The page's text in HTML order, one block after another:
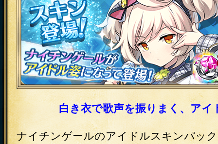
白き衣で歌声を振りまく、アイ
ナイチンゲールのアイドルスキンパッ